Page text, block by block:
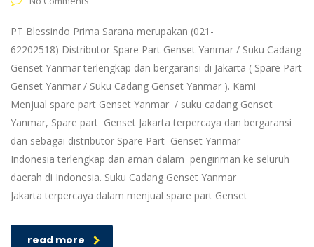
PT Blessindo Prima Sarana merupakan (021-
62202518) Distributor Spare Part Genset Yanmar / Suku Cadang
Genset Yanmar terlengkap dan bergaransi di Jakarta ( Spare Part
Genset Yanmar / Suku Cadang Genset Yanmar ). Kami
Menjual spare part Genset Yanmar / suku cadang Genset
Yanmar, Spare part Genset Jakarta terpercaya dan bergaransi
dan sebagai distributor Spare Part Genset Yanmar
Indonesia terlengkap dan aman dalam pengiriman ke seluruh
daerah di Indonesia. Suku Cadang Genset Yanmar
Jakarta terpercaya dalam menjual spare part Genset
read more